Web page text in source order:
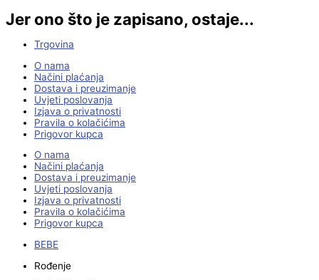
Jer ono što je zapisano, ostaje...
Trgovina
O nama
Načini plaćanja
Dostava i preuzimanje
Uvjeti poslovanja
Izjava o privatnosti
Pravila o kolačićima
Prigovor kupca
O nama
Načini plaćanja
Dostava i preuzimanje
Uvjeti poslovanja
Izjava o privatnosti
Pravila o kolačićima
Prigovor kupca
BEBE
Rođenje